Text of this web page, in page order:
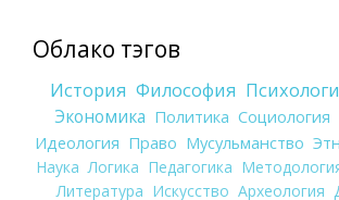
Облако тэгов
История Философия
Экономика Политика Социология
Идеология Право Мусульманство
Наука Логика Педагогика
Литература Искусство Археология